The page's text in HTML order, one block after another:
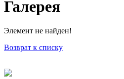
Галерея
Элемент не найден!
Возврат к списку